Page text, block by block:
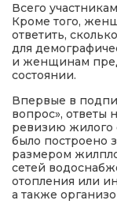
місія
Всего
Кроме того,
ответить,
для
и женщинам
состоянии.
Впервые в
вопрос», ответы
ревизию жилого
было построено
размером
сетей
отопления или
а также